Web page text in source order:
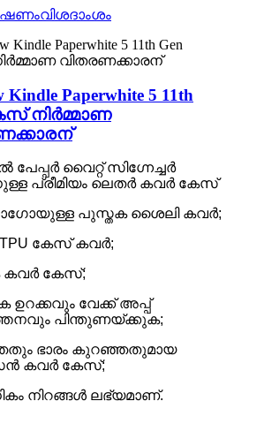
വിശദാംശം
Kindle Paperwhite 5 11th
നിർമ്മാണ
പേപ്പർ വൈറ്റ് സിഗ്നേച്ചർ
പ്രീമിയം ലെതർ കവർ കേസ്
പുസ്തക ശൈലി കവർ;
കേസ് കവർ;
കവർ കേസ്;
ഉറക്കവും വേക്ക് അപ്പ്
പിന്തുണയ്ക്കുക;
ഭാരം കുറഞ്ഞതുമായ
കവർ കേസ്;
നിറങ്ങൾ ലഭ്യമാണ്.